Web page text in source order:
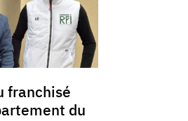
franchisé
du